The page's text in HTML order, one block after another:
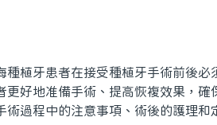
植牙患者在接受種植牙手術前後必
更好地准備手術、提高恢複效果，確
術過程中的注意事項、術後的護理和